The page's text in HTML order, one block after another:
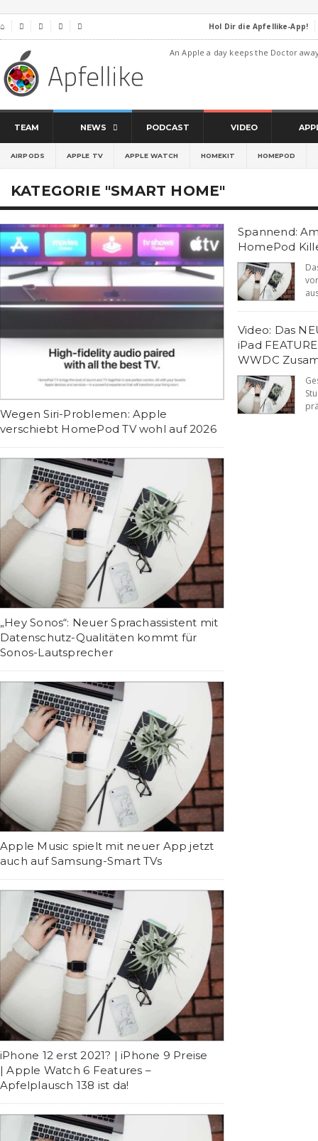
⌂     Hol Dir die Apfellike-App!
An Apple a day keeps the Doctor
TEAM NEWS PODCAST VIDEO
AIRPODS APPLE TV APPLE WATCH HOMEKIT HOMEPOD
KATEGORIE "SMART HOME"
Wegen Siri-Problemen: Apple
verschiebt HomePod TV wohl auf 2026
„Hey Sonos“: Neuer Sprachassistent mit
Datenschutz-Qualitäten kommt für
Sonos-Lautsprecher
Apple Music spielt mit neuer App jetzt
auch auf Samsung-Smart TVs
iPhone 12 erst 2021? | iPhone 9 Preise
| Apple Watch 6 Features –
Apfelplausch 138 ist da!
Spannend:
HomePod
Video: Das
iPad
WWDC